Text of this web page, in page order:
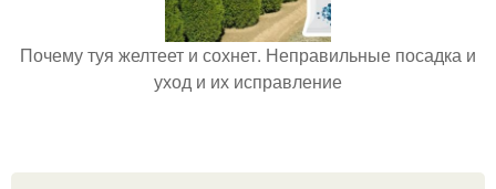
Почему туя желтеет и сохнет. Неправильные посадка и
уход и их исправление